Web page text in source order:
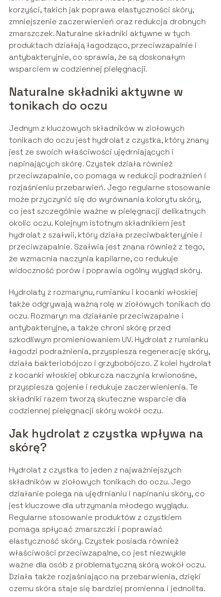
korzyści, takich jak poprawa elastyczności skóry,
zmniejszenie zaczerwienień oraz redukcja drobnych
zmarszczek. Naturalne składniki aktywne w tych
produktach działają łagodząco, przeciwzapalnie i
antybakteryjnie, co sprawia, że są doskonałym
wsparciem w codziennej pielęgnacji.
Naturalne składniki aktywne w
tonikach do oczu
Jednym z kluczowych składników w ziołowych
tonikach do oczu jest hydrolat z czystka, który znany
jest ze swoich właściwości ujędrniających i
napinających skórę. Czystek działa również
przeciwzapalnie, co pomaga w redukcji podrażnień i
rozjaśnieniu przebarwień. Jego regularne stosowanie
może przyczynić się do wyrównania kolorytu skóry,
co jest szczególnie ważne w pielęgnacji delikatnych
okolic oczu. Kolejnym istotnym składnikiem jest
hydrolat z szałwii, który działa przeciwbakteryjnie i
przeciwzapalnie. Szałwia jest znana również z tego,
że wzmacnia naczynia kapilarne, co redukuje
widoczność porów i poprawia ogólny wygląd skóry.
Hydrolaty z rozmarynu, rumianku i kocanki włoskiej
także odgrywają ważną rolę w ziołowych tonikach do
oczu. Rozmaryn ma działanie przeciwzapalne i
antybakteryjne, a także chroni skórę przed
szkodliwym promieniowaniem UV. Hydrolat z rumianku
łagodzi podrażnienia, przyspiesza regenerację skóry,
działa bakteriobójczo i grzybobójczo. Z kolei hydrolat
z kocanki włoskiej obkurcza naczynia krwionośne,
przyspiesza gojenie i redukuje zaczerwienienia. Te
składniki razem tworzą skuteczne wsparcie dla
codziennej pielęgnacji skóry wokół oczu.
Jak hydrolat z czystka wpływa na
skórę?
Hydrolat z czystka to jeden z najważniejszych
składników w ziołowych tonikach do oczu. Jego
działanie polega na ujędrnianiu i napinaniu skóry, co
jest kluczowe dla utrzymania młodego wyglądu.
Regularne stosowanie produktów z czystkiem
pomaga spłycać zmarszczki i poprawiać
elastyczność skóry. Czystek posiada również
właściwości przeciwzapalne, co jest niezwykle
ważne dla osób z problematyczną skórą wokół oczu.
Działa także rozjaśniająco na przebarwienia, dzięki
czemu skóra staje się bardziej promienna i jednolita.